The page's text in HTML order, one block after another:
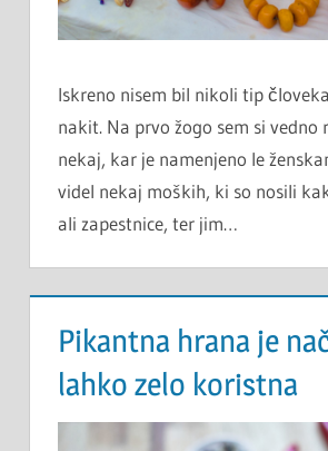
Iskreno nisem bil nikoli tip
nakit. Na prvo žogo sem si vedno
nekaj, kar je namenjeno le
videl nekaj moških, ki so nosili
ali zapestnice, ter jim…
Pikantna hrana je
lahko zelo koristna